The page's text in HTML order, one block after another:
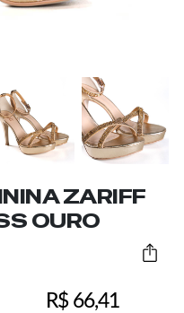
ZARIFF
OURO
R$66,41